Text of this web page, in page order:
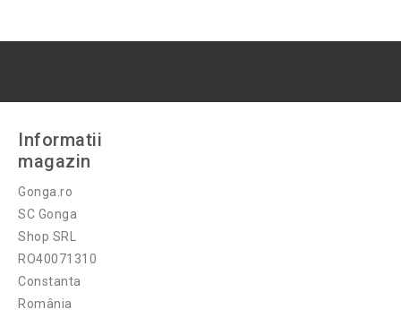
Informatii
magazin
Gonga.ro
SC Gonga
Shop SRL
RO40071310
Constanta
România